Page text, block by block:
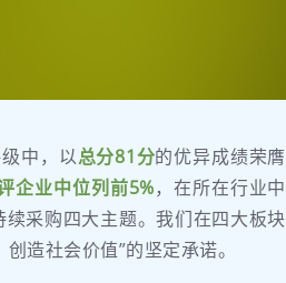
中，以总分81分的优异成绩荣膺
企业中位列前5%，在所在行业中
采购四大主题。我们在四大板块
造社会价值”的坚定承诺。